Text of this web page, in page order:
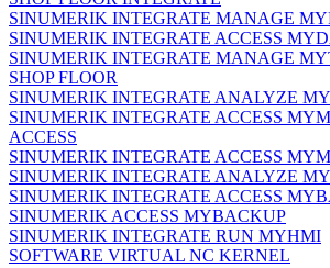
SINUMERIK INTEGRATE MANAGE
SINUMERIK INTEGRATE ACCESS
SINUMERIK INTEGRATE MANAGE
SHOP FLOOR
SINUMERIK INTEGRATE ANALYZE
SINUMERIK INTEGRATE ACCESS
ACCESS
SINUMERIK INTEGRATE ACCESS
SINUMERIK INTEGRATE ANALYZE
SINUMERIK INTEGRATE ACCESS
SINUMERIK ACCESS MYBACKUP
SINUMERIK INTEGRATE RUN MYHMI
SOFTWARE VIRTUAL NC KERNEL